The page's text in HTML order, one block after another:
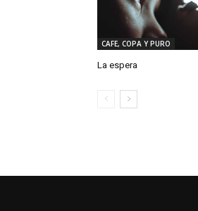
CAFE, COPA Y PURO
La espera